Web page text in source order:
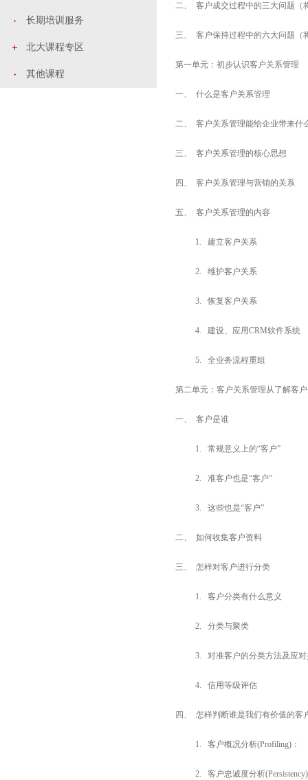
长期培训服务
北大课程专区
其他课程
二、 客户成交过程中的三大问题（
三、 客户保持过程中的六大问题（
第一单元：初步认识客户关系管理
一、 什么是客户关系管理
二、 客户关系管理能给企业带来什
三、 客户关系管理的核心思想
四、 客户关系管理与营销的关系
五、 客户关系管理的内容
1. 建立客户关系
2. 维护客户关系
3. 恢复客户关系
4. 建设、应用CRM软件系统
5. 全业务流程重组
第二单元：客户关系管理从了解客
一、 客户是谁
1. 常规意义上的“客户”
2. 准客户也是“客户”
3. 这些也是“客户”
二、 如何收集客户资料
三、 怎样对客户进行分类
1. 客户分类有什么意义
2. 分类与聚类
3. 对准客户的分类方法及应
4. 信用等级评估
四、 怎样判断谁是我们有价值的客
1. 客户概况分析(Profiling) ：
2. 客户忠诚度分析(Persistency)